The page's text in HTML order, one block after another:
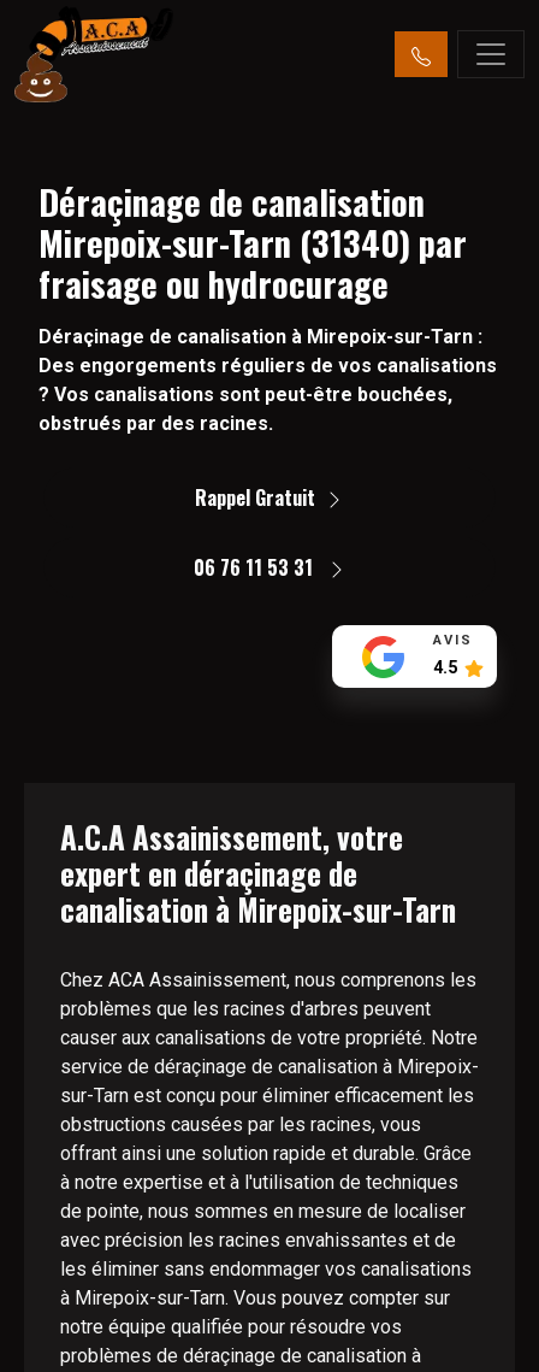
Déraçinage de canalisation
Mirepoix-sur-Tarn (31340) par
fraisage ou hydrocurage
Déraçinage de canalisation à Mirepoix-sur-Tarn :
Des engorgements réguliers de vos canalisations
? Vos canalisations sont peut-être bouchées,
obstrués par des racines.
Rappel Gratuit
06 76 11 53 31
AVIS
4.5
A.C.A Assainissement, votre
expert en déraçinage de
canalisation à Mirepoix-sur-Tarn
Chez ACA Assainissement, nous comprenons les
problèmes que les racines d'arbres peuvent
causer aux canalisations de votre propriété. Notre
service de déraçinage de canalisation à Mirepoix-
sur-Tarn est conçu pour éliminer efficacement les
obstructions causées par les racines, vous
offrant ainsi une solution rapide et durable. Grâce
à notre expertise et à l'utilisation de techniques
de pointe, nous sommes en mesure de localiser
avec précision les racines envahissantes et de
les éliminer sans endommager vos canalisations
à Mirepoix-sur-Tarn. Vous pouvez compter sur
notre équipe qualifiée pour résoudre vos
problèmes de déraçinage de canalisation à